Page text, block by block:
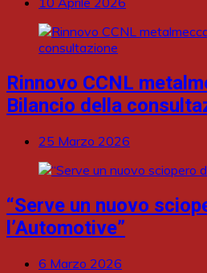
Rinnovo CCNL
Bilancio della
25 Marzo 2026
“Serve un nuovo
l’Automotive”
6 Marzo 2026